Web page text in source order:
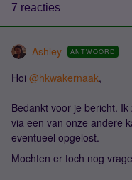
7 reacties
Ashley ANTWOORD
Hoi @hkwakernaak,
Bedankt voor je bericht.
via een van onze andere
eventueel opgelost.
Mochten er toch nog